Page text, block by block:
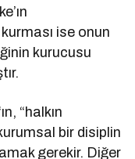
kurması ise onun
kurucusu
‘ın, “halkın
bir disiplin
gerekir. Diğer